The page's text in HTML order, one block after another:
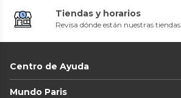
Tiendas y horarios
Revisa dónde están nuestras tiendas
Centro de Ayuda
Mundo Paris